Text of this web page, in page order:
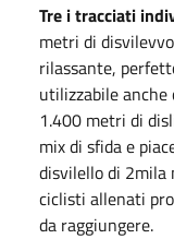
Tre i tracciati
metri di
rilassante,
utilizzabile
1.400 metri di
mix di sfida e
disvilello di 2mila
ciclisti allenati
da raggiungere.